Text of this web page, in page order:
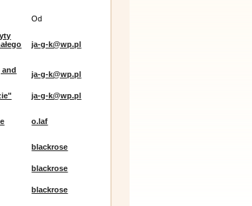
Od
ja-g-k@wp.pl
and
ja-g-k@wp.pl
ja-g-k@wp.pl
o.laf
blackrose
blackrose
blackrose